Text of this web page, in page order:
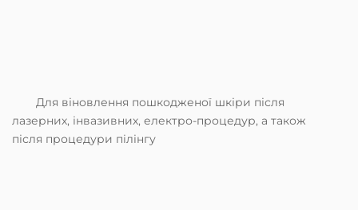
Для віновлення пошкодженої шкіри після
лазерних, інвазивних, електро-процедур, а також
після процедури пілінгу